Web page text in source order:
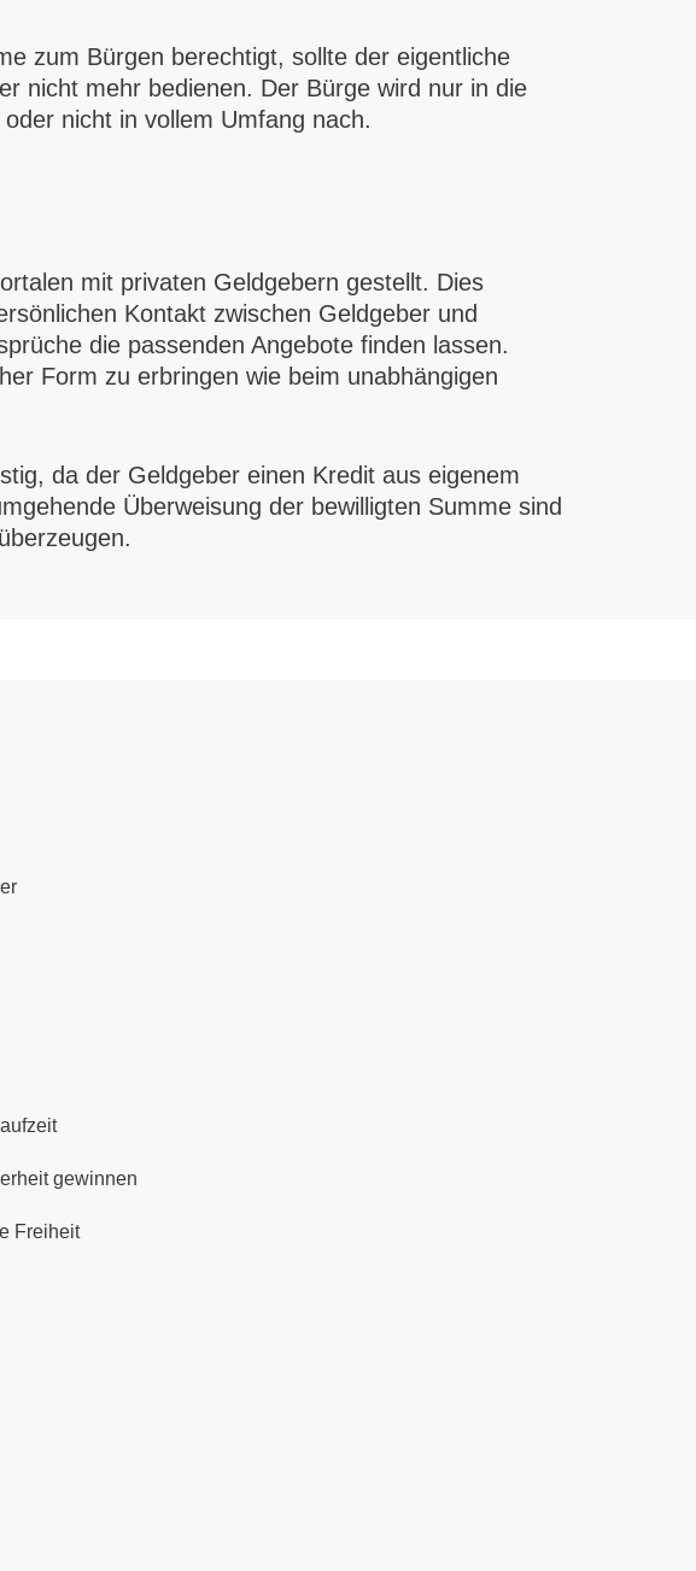
zum Bürgen berechtigt, sollte der eigentliche
nicht mehr bedienen. Der Bürge wird nur in die
nicht in vollem Umfang nach.
mit privaten Geldgebern gestellt. Dies
Kontakt zwischen Geldgeber und
die passenden Angebote finden lassen.
Form zu erbringen wie beim unabhängigen
da der Geldgeber einen Kredit aus eigenem
Überweisung der bewilligten Summe sind
gewinnen
Freiheit